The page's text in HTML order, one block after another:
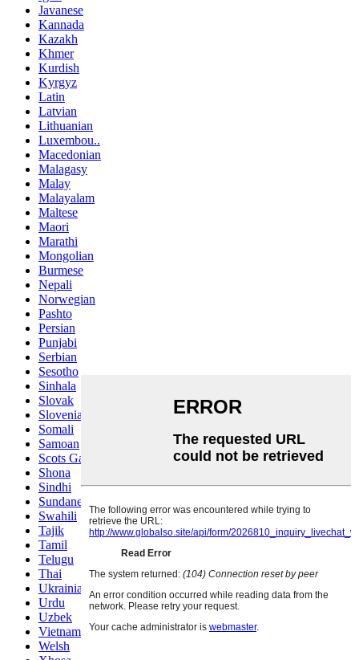
Javanese
Kannada
Kazakh
Khmer
Kurdish
Kyrgyz
Latin
Latvian
Lithuanian
Luxembou..
Macedonian
Malagasy
Malay
Malayalam
Maltese
Maori
Marathi
Mongolian
Burmese
Nepali
Norwegian
Pashto
Persian
Punjabi
Serbian
Sesotho
Sinhala
Slovak
Slovenian
Somali
Samoan
Scots Gaelic
Shona
Sindhi
Sundanese
Swahili
Tajik
Tamil
Telugu
Thai
Ukrainian
Urdu
Uzbek
Vietnamese
Welsh